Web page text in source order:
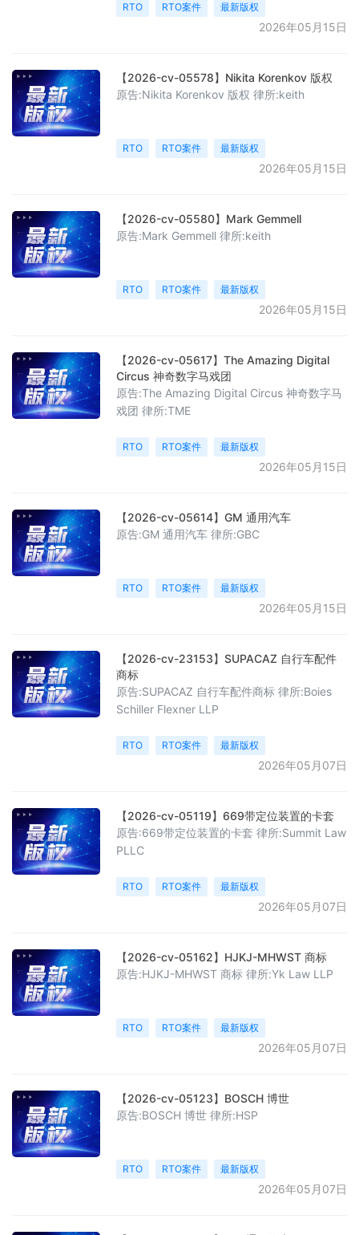
RTO RTO案件 最新版权
2026年05月15日
【2026-cv-05578】Nikita Korenkov 版权
原告:Nikita Korenkov 版权 律所:keith
RTO RTO案件 最新版权
2026年05月15日
【2026-cv-05580】Mark Gemmell
原告:Mark Gemmell 律所:keith
RTO RTO案件 最新版权
2026年05月15日
【2026-cv-05617】The Amazing Digital
Circus 神奇数字马戏团
原告:The Amazing Digital Circus 神奇数字马
戏团 律所:TME
RTO RTO案件 最新版权
2026年05月15日
【2026-cv-05614】GM 通用汽车
原告:GM 通用汽车 律所:GBC
RTO RTO案件 最新版权
2026年05月15日
【2026-cv-23153】SUPACAZ 自行车配件
商标
原告:SUPACAZ 自行车配件商标 律所:Boies
Schiller Flexner LLP
RTO RTO案件 最新版权
2026年05月07日
【2026-cv-05119】669带定位装置的卡套
原告:669带定位装置的卡套 律所:Summit Law
PLLC
RTO RTO案件 最新版权
2026年05月07日
【2026-cv-05162】HJKJ-MHWST 商标
原告:HJKJ-MHWST 商标 律所:Yk Law LLP
RTO RTO案件 最新版权
2026年05月07日
【2026-cv-05123】BOSCH 博世
原告:BOSCH 博世 律所:HSP
RTO RTO案件 最新版权
2026年05月07日